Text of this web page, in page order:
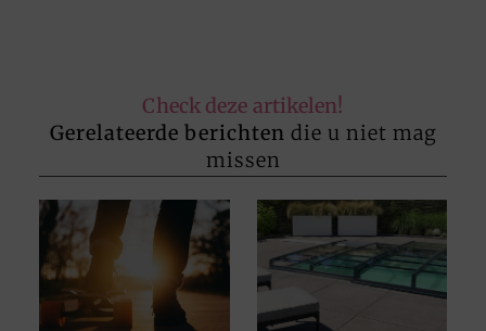
Check deze artikelen!
Gerelateerde berichten die u niet mag
missen